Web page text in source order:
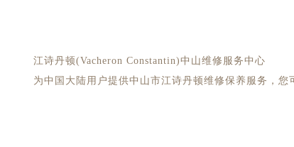
江诗丹顿(Vacheron Constantin)中山维修服务中心
为中国大陆用户提供中山市江诗丹顿维修保养服务，